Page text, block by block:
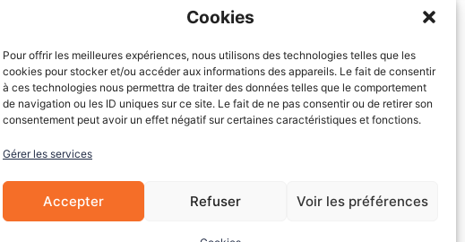
Cookies
Pour offrir les meilleures expériences, nous utilisons des technologies telles que les
cookies pour stocker et/ou accéder aux informations des appareils. Le fait de consentir
à ces technologies nous permettra de traiter des données telles que le comportement
de navigation ou les ID uniques sur ce site. Le fait de ne pas consentir ou de retirer son
consentement peut avoir un effet négatif sur certaines caractéristiques et fonctions.
Gérer les services
Accepter Refuser Voir les préférences
À Propos de nous
Blog
Contactez-nous
Cookies